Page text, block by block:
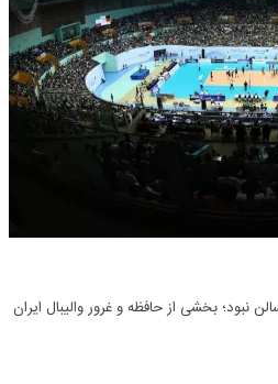
سالن نبود؛ بخشی از حافظه‌ و غرور والیبال ایران